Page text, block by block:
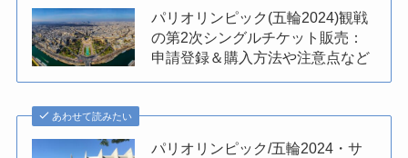
パリオリンピック(五輪2024)観戦
の第2次シングルチケット販売：
申請登録＆購入方法や注意点など
あわせて読みたい
パリオリンピック/五輪2024・サ